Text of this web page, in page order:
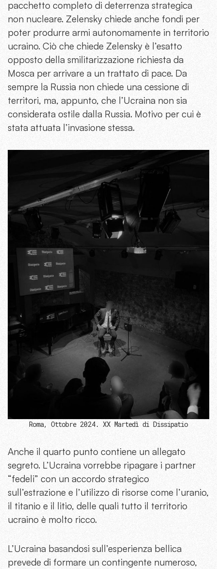
pacchetto completo di deterrenza strategica
non nucleare. Zelensky chiede anche fondi per
poter produrre armi autonomamente in territorio
ucraino. Ciò che chiede Zelensky è l’esatto
opposto della smilitarizzazione richiesta da
Mosca per arrivare a un trattato di pace. Da
sempre la Russia non chiede una cessione di
territori, ma, appunto, che l’Ucraina non sia
considerata ostile dalla Russia. Motivo per cui è
stata attuata l’invasione stessa.
Roma, Ottobre 2024. XX Martedì di Dissipatio
Anche il quarto punto contiene un allegato
segreto. L’Ucraina vorrebbe ripagare i partner
“fedeli” con un accordo strategico
sull’estrazione e l’utilizzo di risorse come l’uranio,
il titanio e il litio, delle quali tutto il territorio
ucraino è molto ricco.
L’Ucraina basandosi sull’esperienza bellica
prevede di formare un contingente numeroso,